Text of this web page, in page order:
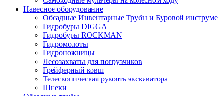
Навесное оборудование
Обсадные Инвентарные Трубы и Буровой
Гидробуры DIGGA
Гидробуры ROCKMAN
Гидромолоты
Гидроножницы
Лесозахваты для погрузчиков
Грейферный ковш
Телескопическая рукоять экскаватора
Шнеки